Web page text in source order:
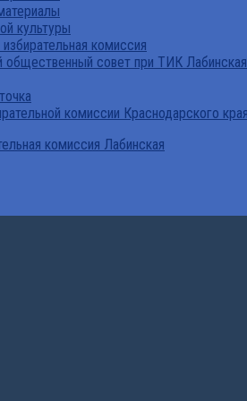
культуры
комиссия
совет при ТИК Лабинская
комиссии Краснодарского
комиссия Лабинская